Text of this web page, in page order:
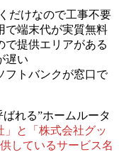
だけなので工事不要
で端末代が実質無料
で提供エリアがある
遅い
フトバンクが窓口で
れる”ホームルータ
」と「株式会社グッ
しているサービス名